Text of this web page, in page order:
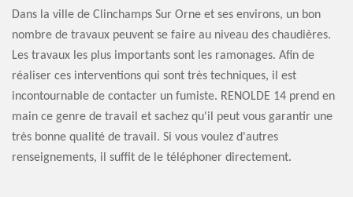
Dans la ville de Clinchamps Sur Orne et ses environs, un bon
nombre de travaux peuvent se faire au niveau des chaudières.
Les travaux les plus importants sont les ramonages. Afin de
réaliser ces interventions qui sont très techniques, il est
incontournable de contacter un fumiste. RENOLDE 14 prend en
main ce genre de travail et sachez qu'il peut vous garantir une
très bonne qualité de travail. Si vous voulez d'autres
renseignements, il suffit de le téléphoner directement.